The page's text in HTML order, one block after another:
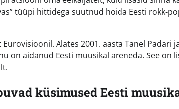
tüüpi hittidega suutnud hoida Eesti rokk-
Alates 2001. aasta Tanel Padari
on aidanud Eesti muusikal areneda. See on
küsimused Eesti